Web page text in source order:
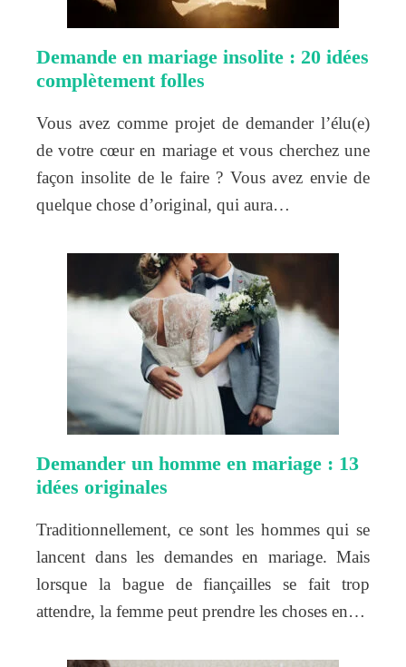
Demande en mariage insolite : 20 idées
complètement folles
Vous avez comme projet de demander l’élu(e)
de votre cœur en mariage et vous cherchez une
façon insolite de le faire ? Vous avez envie de
quelque chose d’original, qui aura…
Demander un homme en mariage : 13
idées originales
Traditionnellement, ce sont les hommes qui se
lancent dans les demandes en mariage. Mais
lorsque la bague de fiançailles se fait trop
attendre, la femme peut prendre les choses en…